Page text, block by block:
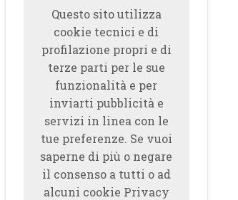
Questo sito utilizza
cookie tecnici e di
profilazione propri e di
terze parti per le sue
funzionalità e per
inviarti pubblicità e
servizi in linea con le
tue preferenze. Se vuoi
saperne di più o negare
il consenso a tutti o ad
alcuni cookie Privacy